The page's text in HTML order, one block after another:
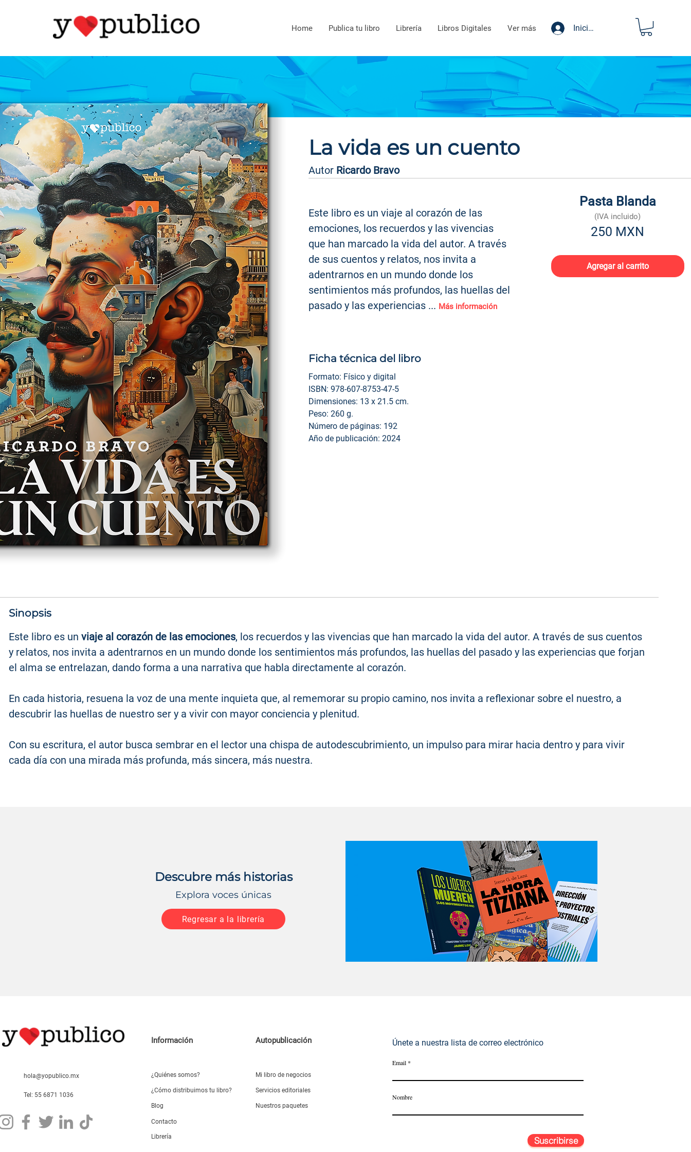
Home Publica tu libro Librería Libros Digitales Ver más Iniciar sesión
La vida es un cuento
Autor Ricardo Bravo
Este libro es un viaje al corazón de las
emociones, los recuerdos y las vivencias
que han marcado la vida del autor. A través
de sus cuentos y relatos, nos invita a
adentrarnos en un mundo donde los
sentimientos más profundos, las huellas del
pasado y las experiencias ... Más información
Pasta Blanda
(IVA incluido)
250 MXN
Agregar al carrito
Ficha técnica del libro
Formato: Físico y digital
ISBN: 978-607-8753-47-5
Dimensiones: 13 x 21.5 cm.
Peso: 260 g.
Número de páginas: 192
Año de publicación: 2024
Sinopsis
Este libro es un viaje al corazón de las emociones, los recuerdos y las vivencias que han marcado la vida del autor. A través de sus cuentos
y relatos, nos invita a adentrarnos en un mundo donde los sentimientos más profundos, las huellas del pasado y las experiencias que forjan
el alma se entrelazan, dando forma a una narrativa que habla directamente al corazón.
En cada historia, resuena la voz de una mente inquieta que, al rememorar su propio camino, nos invita a reflexionar sobre el nuestro, a
descubrir las huellas de nuestro ser y a vivir con mayor conciencia y plenitud.
Con su escritura, el autor busca sembrar en el lector una chispa de autodescubrimiento, un impulso para mirar hacia dentro y para vivir
cada día con una mirada más profunda, más sincera, más nuestra.
Descubre más historias
Explora voces únicas
Regresar a la librería
hola@yopublico.mx
Tel: 55 6871 1036
Información Autopublicación
¿Quiénes somos?
¿Cómo distribuimos tu libro?
Blog
Mi libro de negocios
Servicios editoriales
Nuestros paquetes
Contacto
Librería
Únete a nuestra lista de correo electrónico
Email
Nombre
Suscribirse